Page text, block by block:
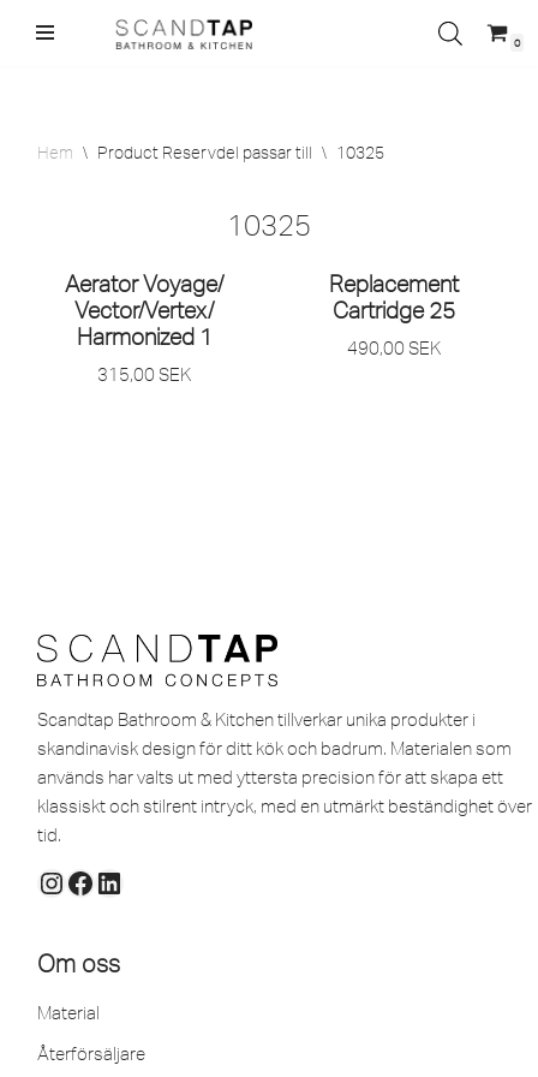
0
Hem \ Product Reservdel passar till \ 10325
10325
Aerator Voyage/
Vector/Vertex/
Harmonized 1
315,00 SEK
Replacement
Cartridge 25
490,00 SEK
Scandtap Bathroom & Kitchen tillverkar unika produkter i
skandinavisk design för ditt kök och badrum. Materialen som
används har valts ut med yttersta precision för att skapa ett
klassiskt och stilrent intryck, med en utmärkt beständighet över
tid.
Om oss
Material
Återförsäljare